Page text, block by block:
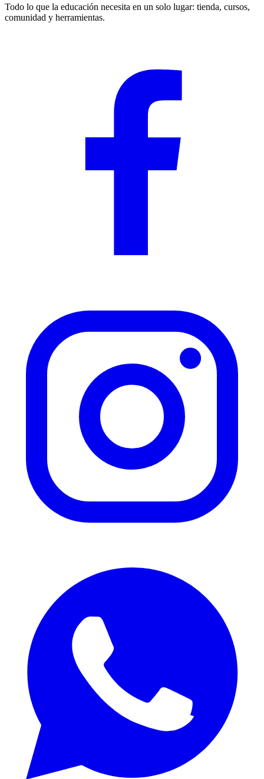
Todo lo que la educación necesita en un solo lugar: tienda, cursos,
comunidad y herramientas.